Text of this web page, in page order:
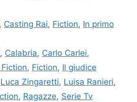
, Casting Rai, Fiction, In primo
, Calabria, Carlo Carlei,
, Fiction, Il giudice
Luca Zingaretti, Luisa Ranieri,
, Ragazze, Serie Tv